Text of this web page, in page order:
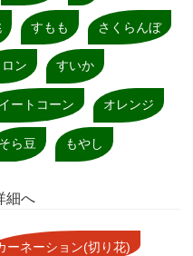
すもも さくらんぼ
ロン すいか
ートコーン オレンジ
そら豆 もやし
細へ
ーネーション(切り花)